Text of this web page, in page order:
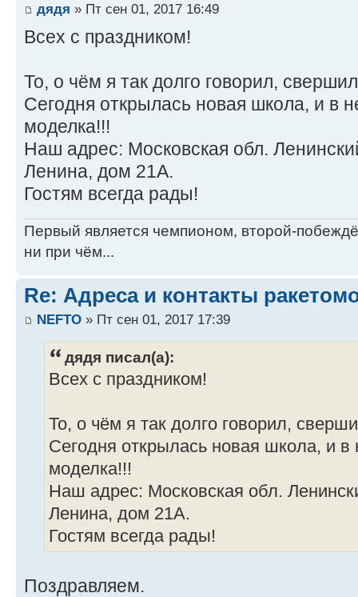
дядя » Пт сен 01, 2017 16:49
Всех с праздником!
То, о чём я так долго говорил,
Сегодня открылась новая школа, и в
моделка!!!
Наш адрес: Московская обл.
Ленина, дом 21А.
Гостям всегда рады!
Первый является чемпионом, второй-
ни при чём...
Re: Адреса и контакты
NEFTO » Пт сен 01, 2017 17:39
дядя писал(а):
Всех с праздником!
То, о чём я так долго говорил,
Сегодня открылась новая школа, и
моделка!!!
Наш адрес: Московская обл.
Ленина, дом 21А.
Гостям всегда рады!
Поздравляем.